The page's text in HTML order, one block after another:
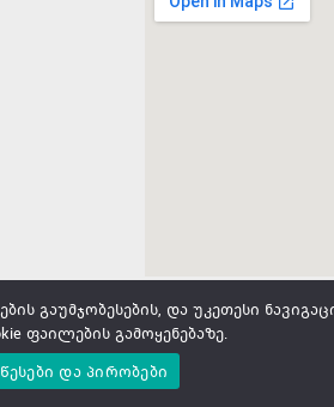
|Created bykerketi
გაუმჯობესების, და უკეთესი
ფაილების გამოყენებაზე.
და პირობები